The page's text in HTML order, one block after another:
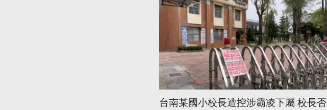
台南某國小校長遭控涉霸凌下屬 校長否